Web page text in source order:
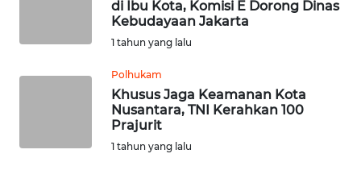
di Ibu Kota, Komisi E Dorong Dinas
Kebudayaan Jakarta
1 tahun yang lalu
Polhukam
Khusus Jaga Keamanan Kota
Nusantara, TNI Kerahkan 100
Prajurit
1 tahun yang lalu
WN
BANTEN